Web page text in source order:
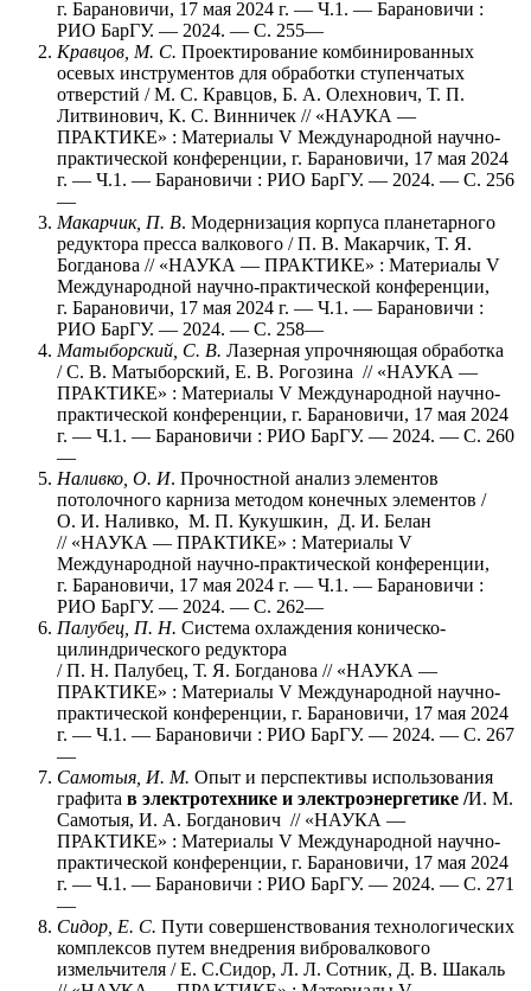
г. Барановичи, 17 мая 2024 г. — Ч.1. — Барановичи :
РИО БарГУ. — 2024. — С. 255—
Кравцов, М. С. Проектирование комбинированных
осевых инструментов для обработки ступенчатых
отверстий / М. С. Кравцов, Б. А. Олехнович, Т. П.
Литвинович, К. С. Винничек // «НАУКА —
ПРАКТИКЕ» : Материалы V Международной научно-
практической конференции, г. Барановичи, 17 мая 2024
г. — Ч.1. — Барановичи : РИО БарГУ. — 2024. — С. 256
—
Макарчик, П. В. Модернизация корпуса планетарного
редуктора пресса валкового / П. В. Макарчик, Т. Я.
Богданова // «НАУКА — ПРАКТИКЕ» : Материалы V
Международной научно-практической конференции,
г. Барановичи, 17 мая 2024 г. — Ч.1. — Барановичи :
РИО БарГУ. — 2024. — С. 258—
Матыборский, С. В. Лазерная упрочняющая обработка
/ С. В. Матыборский, Е. В. Рогозина // «НАУКА —
ПРАКТИКЕ» : Материалы V Международной научно-
практической конференции, г. Барановичи, 17 мая 2024
г. — Ч.1. — Барановичи : РИО БарГУ. — 2024. — С. 260
—
Наливко, О. И. Прочностной анализ элементов
потолочного карниза методом конечных элементов /
О. И. Наливко, М. П. Кукушкин, Д. И. Белан
// «НАУКА — ПРАКТИКЕ» : Материалы V
Международной научно-практической конференции,
г. Барановичи, 17 мая 2024 г. — Ч.1. — Барановичи :
РИО БарГУ. — 2024. — С. 262—
Палубец, П. Н. Система охлаждения коническо-
цилиндрического редуктора
/ П. Н. Палубец, Т. Я. Богданова // «НАУКА —
ПРАКТИКЕ» : Материалы V Международной научно-
практической конференции, г. Барановичи, 17 мая 2024
г. — Ч.1. — Барановичи : РИО БарГУ. — 2024. — С. 267
—
Самотыя, И. М. Опыт и перспективы использования
графита в электротехнике и электроэнергетике /И. М.
Самотыя, И. А. Богданович // «НАУКА —
ПРАКТИКЕ» : Материалы V Международной научно-
практической конференции, г. Барановичи, 17 мая 2024
г. — Ч.1. — Барановичи : РИО БарГУ. — 2024. — С. 271
—
Сидор, Е. С. Пути совершенствования технологических
комплексов путем внедрения вибровалкового
измельчителя / Е. С.Сидор, Л. Л. Сотник, Д. В. Шакаль